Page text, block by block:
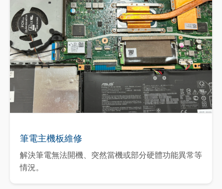
筆電主機板維修
解決筆電無法開機、突然當機或部分硬體功能異常等
情況。